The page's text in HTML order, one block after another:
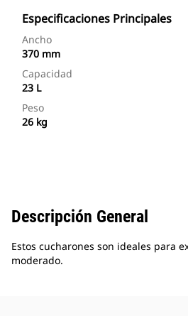
Especificaciones Principales
Ancho
370 mm
Capacidad
23 L
Peso
26 kg
Descripción General
Estos cucharones son ideales para
moderado.